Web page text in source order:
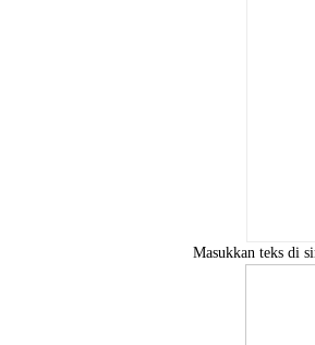
Masukkan teks di